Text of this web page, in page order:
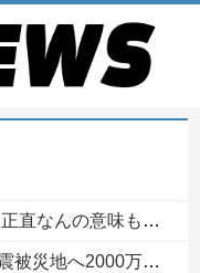
かった件ｗｗｗｗｗｗｗｗ
へ2000万円の寄付！